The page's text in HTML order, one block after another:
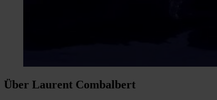
Über Laurent Combalbert